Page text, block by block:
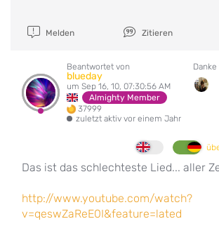
Melden Zitieren
Beantwortet von
blueday
um Sep 16, 10, 07:30:56 AM
Almighty Member
37999
zuletzt aktiv vor einem Jahr
Danke
Das ist das schlechteste Lied... aller
http://www.youtube.com/watch?
v=qeswZaReE0I&feature=lated